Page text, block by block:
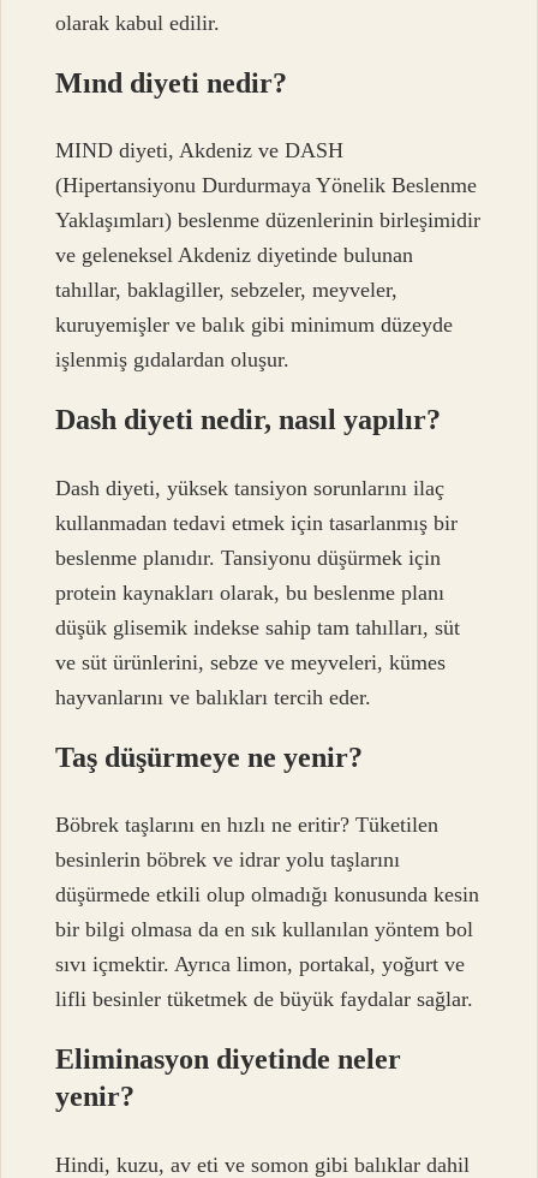
olarak kabul edilir.
Mınd diyeti nedir?
MIND diyeti, Akdeniz ve DASH
(Hipertansiyonu Durdurmaya Yönelik Beslenme
Yaklaşımları) beslenme düzenlerinin birleşimidir
ve geleneksel Akdeniz diyetinde bulunan
tahıllar, baklagiller, sebzeler, meyveler,
kuruyemişler ve balık gibi minimum düzeyde
işlenmiş gıdalardan oluşur.
Dash diyeti nedir, nasıl yapılır?
Dash diyeti, yüksek tansiyon sorunlarını ilaç
kullanmadan tedavi etmek için tasarlanmış bir
beslenme planıdır. Tansiyonu düşürmek için
protein kaynakları olarak, bu beslenme planı
düşük glisemik indekse sahip tam tahılları, süt
ve süt ürünlerini, sebze ve meyveleri, kümes
hayvanlarını ve balıkları tercih eder.
Taş düşürmeye ne yenir?
Böbrek taşlarını en hızlı ne eritir? Tüketilen
besinlerin böbrek ve idrar yolu taşlarını
düşürmede etkili olup olmadığı konusunda kesin
bir bilgi olmasa da en sık kullanılan yöntem bol
sıvı içmektir. Ayrıca limon, portakal, yoğurt ve
lifli besinler tüketmek de büyük faydalar sağlar.
Eliminasyon diyetinde neler
yenir?
Hindi, kuzu, av eti ve somon gibi balıklar dahil